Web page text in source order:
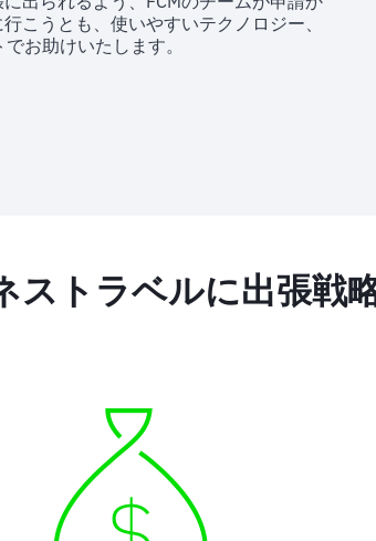
こうとも、使いやすいテクノロジー、
お助けいたします。
ストラベルに出張戦